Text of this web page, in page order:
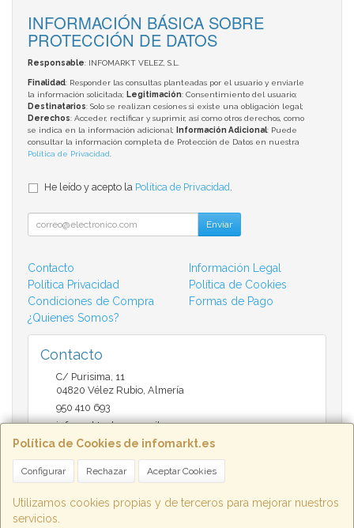
Política de Cookies de infomarkt.es
Configurar Rechazar Aceptar Cookies
Utilizamos cookies propias y de terceros para mejorar nuestros
servicios.
INFORMACIÓN BÁSICA SOBRE
PROTECCIÓN DE DATOS
Responsable: INFOMARKT VELEZ, S.L.
Finalidad: Responder las consultas planteadas por el usuario y enviarle
la información solicitada; Legitimación: Consentimiento del usuario;
Destinatarios: Solo se realizan cesiones si existe una obligación legal;
Derechos: Acceder, rectificar y suprimir, así como otros derechos, como
se indica en la información adicional;
Información Adicional: Puede
consultar la información completa de Protección de Datos en nuestra
Política de Privacidad
He leído y acepto la Política de Privacidad
Enviar
Contacto
Información Legal
Política Privacidad
Política de Cookies
Condiciones de Compra
Formas de Pago
¿Quienes Somos?
Contacto
C/ Purisima, 11
04820 Vélez Rubio Almería
950 410 693
infomarktvelez@gmail.com
Horario
9:30 a 14:00 y de 17:00 a 20:30